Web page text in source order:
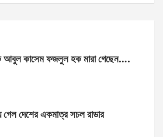
আবুল কাসেম ফজলুল হক মারা গেছেন….
গেল দেশের একমাত্র সচল রাডার